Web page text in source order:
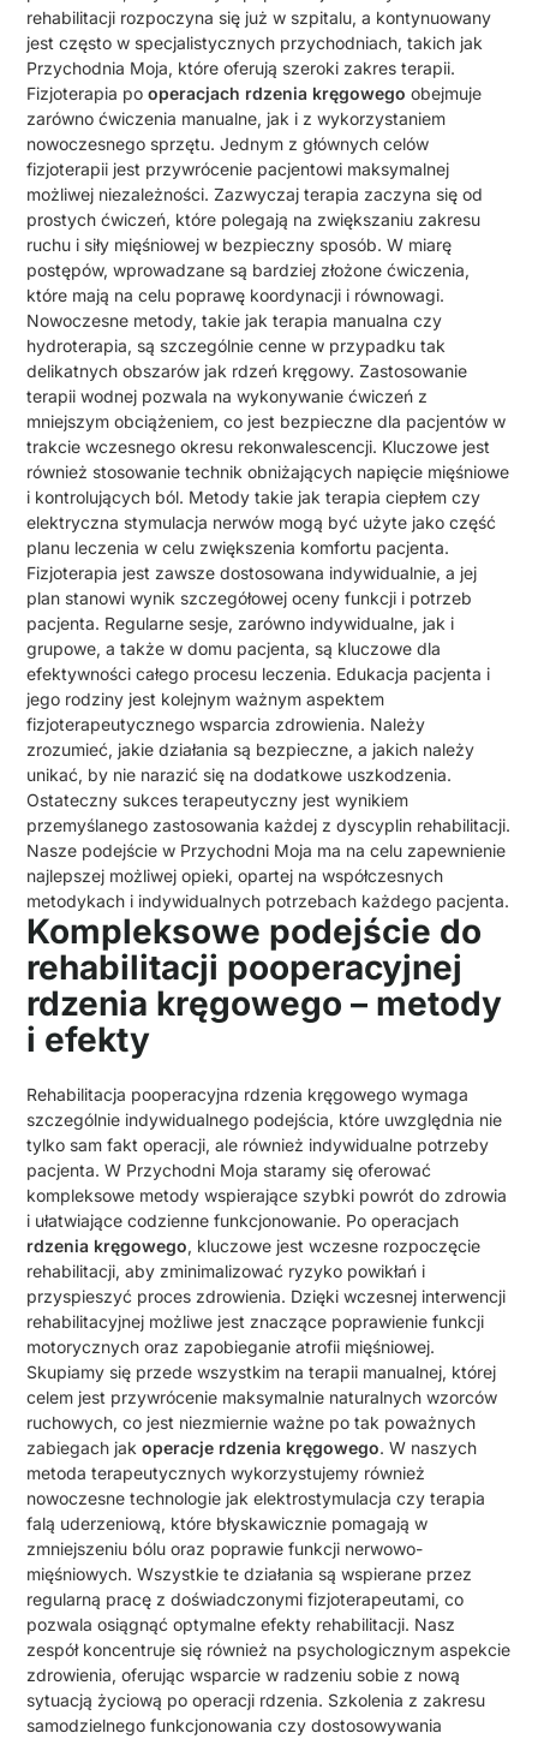
rehabilitacji rozpoczyna się już w szpitalu, a kontynuowany
jest często w specjalistycznych przychodniach, takich jak
Przychodnia Moja, które oferują szeroki zakres terapii.
Fizjoterapia pooperacjach rdzenia kręgowego obejmuje
zarówno ćwiczenia manualne, jak i z wykorzystaniem
nowoczesnego sprzętu. Jednym z głównych celów
fizjoterapii jest przywrócenie pacjentowi maksymalnej
możliwej niezależności. Zazwyczaj terapia zaczyna się od
prostych ćwiczeń, które polegają na zwiększaniu zakresu
ruchu i siły mięśniowej w bezpieczny sposób. W miarę
postępów, wprowadzane są bardziej złożone ćwiczenia,
które mają na celu poprawę koordynacji i równowagi.
Nowoczesne metody, takie jak terapia manualna czy
hydroterapia, są szczególnie cenne w przypadku tak
delikatnych obszarów jak rdzeń kręgowy. Zastosowanie
terapii wodnej pozwala na wykonywanie ćwiczeń z
mniejszym obciążeniem, co jest bezpieczne dla pacjentów w
trakcie wczesnego okresu rekonwalescencji. Kluczowe jest
również stosowanie technik obniżających napięcie mięśniowe
i kontrolujących ból. Metody takie jak terapia ciepłem czy
elektryczna stymulacja nerwów mogą być użyte jako część
planu leczenia w celu zwiększenia komfortu pacjenta.
Fizjoterapia jest zawsze dostosowana indywidualnie, a jej
plan stanowi wynik szczegółowej oceny funkcji i potrzeb
pacjenta. Regularne sesje, zarówno indywidualne, jak i
grupowe, a także w domu pacjenta, są kluczowe dla
efektywności całego procesu leczenia. Edukacja pacjenta i
jego rodziny jest kolejnym ważnym aspektem
fizjoterapeutycznego wsparcia zdrowienia. Należy
zrozumieć, jakie działania są bezpieczne, a jakich należy
unikać, by nie narazić się na dodatkowe uszkodzenia.
Ostateczny sukces terapeutyczny jest wynikiem
przemyślanego zastosowania każdej z dyscyplin rehabilitacji.
Nasze podejście w Przychodni Moja ma na celu zapewnienie
najlepszej możliwej opieki, opartej na współczesnych
metodykach i indywidualnych potrzebach każdego pacjenta.
Kompleksowe podejście do
rehabilitacji pooperacyjnej
rdzenia kręgowego – metody
i efekty
Rehabilitacja pooperacyjna rdzenia kręgowego wymaga
szczególnie indywidualnego podejścia, które uwzględnia nie
tylko sam fakt operacji, ale również indywidualne potrzeby
pacjenta. W Przychodni Moja staramy się oferować
kompleksowe metody wspierające szybki powrót do zdrowia
i ułatwiające codzienne funkcjonowanie. Po operacjach
rdzenia kręgowego, kluczowe jest wczesne rozpoczęcie
rehabilitacji, aby zminimalizować ryzyko powikłań i
przyspieszyć proces zdrowienia. Dzięki wczesnej interwencji
rehabilitacyjnej możliwe jest znaczące poprawienie funkcji
motorycznych oraz zapobieganie atrofii mięśniowej.
Skupiamy się przede wszystkim na terapii manualnej, której
celem jest przywrócenie maksymalnie naturalnych wzorców
ruchowych, co jest niezmiernie ważne po tak poważnych
zabiegach jakoperacje rdzenia kręgowego. W naszych
metoda terapeutycznych wykorzystujemy również
nowoczesne technologie jak elektrostymulacja czy terapia
falą uderzeniową, które błyskawicznie pomagają w
zmniejszeniu bólu oraz poprawie funkcji nerwowo-
mięśniowych. Wszystkie te działania są wspierane przez
regularną pracę z doświadczonymi fizjoterapeutami, co
pozwala osiągnąć optymalne efekty rehabilitacji. Nasz
zespół koncentruje się również na psychologicznym aspekcie
zdrowienia, oferując wsparcie w radzeniu sobie z nową
sytuacją życiową po operacji rdzenia. Szkolenia z zakresu
samodzielnego funkcjonowania czy dostosowywania